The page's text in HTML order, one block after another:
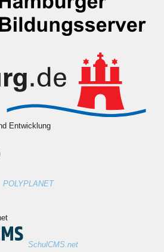
Entwicklung
POLYPLANET
SchulCMS.net